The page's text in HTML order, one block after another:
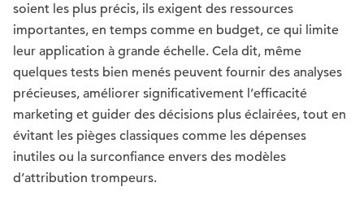
soient les plus précis, ils exigent des ressources
importantes, en temps comme en budget, ce qui limite
leur application à grande échelle. Cela dit, même
quelques tests bien menés peuvent fournir des analyses
précieuses, améliorer significativement l’efficacité
marketing et guider des décisions plus éclairées, tout en
évitant les pièges classiques comme les dépenses
inutiles ou la surconfiance envers des modèles
d’attribution trompeurs.